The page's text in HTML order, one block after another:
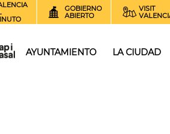
GOBIERNO
ABIERTO
VISIT
AYUNTAMIENTO LA CIUDAD